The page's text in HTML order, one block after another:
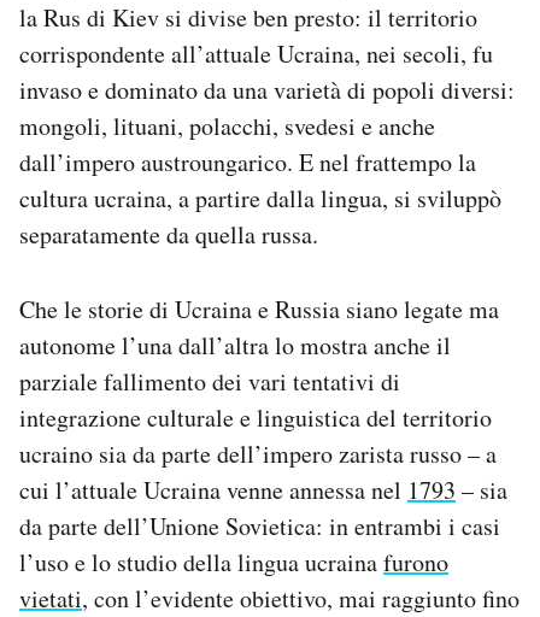
la Rus di Kiev si divise ben presto: il territorio
corrispondente all’attuale Ucraina, nei secoli, fu
invaso e dominato da una varietà di popoli diversi:
mongoli, lituani, polacchi, svedesi e anche
dall’impero austroungarico. E nel frattempo la
cultura ucraina, a partire dalla lingua, si sviluppò
separatamente da quella russa.
Che le storie di Ucraina e Russia siano legate ma
autonome l’una dall’altra lo mostra anche il
parziale fallimento dei vari tentativi di
integrazione culturale e linguistica del territorio
ucraino sia da parte dell’impero zarista russo – a
cui l’attuale Ucraina venne annessa nel 1793 – sia
da parte dell’Unione Sovietica: in entrambi i casi
l’uso e lo studio della lingua ucrainafurono
vietati, con l’evidente obiettivo, mai raggiunto fino